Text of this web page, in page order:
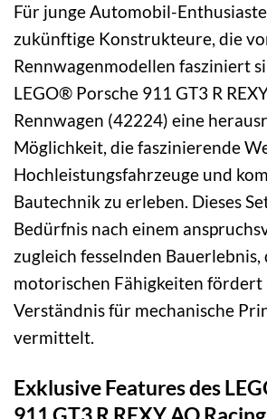
Für junge Automobil-
zukünftige Konstrukteure, die
Rennwagenmodellen fasziniert
LEGO® Porsche 911 GT3 R
Rennwagen (42224) eine
Möglichkeit, die faszinierende
Hochleistungsfahrzeuge und
Bautechnik zu erleben. Dieses
Bedürfnis nach einem
zugleich fesselnden Bauerlebnis,
motorischen Fähigkeiten fördert
Verständnis für mechanische
vermittelt.
Exklusive Features des